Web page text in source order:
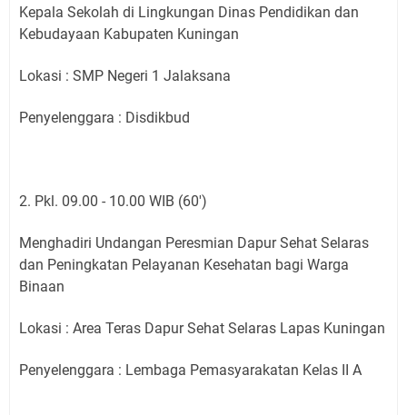
Kepala Sekolah di Lingkungan Dinas Pendidikan dan
Kebudayaan Kabupaten Kuningan
Lokasi : SMP Negeri 1 Jalaksana
Penyelenggara : Disdikbud
2. Pkl. 09.00 - 10.00 WIB (60')
Menghadiri Undangan Peresmian Dapur Sehat Selaras
dan Peningkatan Pelayanan Kesehatan bagi Warga
Binaan
Lokasi : Area Teras Dapur Sehat Selaras Lapas Kuningan
Penyelenggara : Lembaga Pemasyarakatan Kelas II A